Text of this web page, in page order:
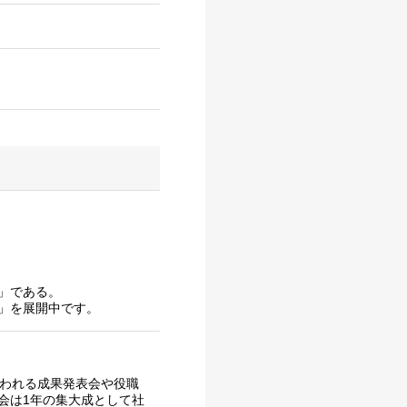
である。
展開中です。
れる成果発表会や役職
は1年の集大成として社